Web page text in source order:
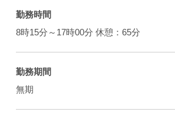
勤務時間
8時15分～17時00分 休憩：65分
勤務期間
無期